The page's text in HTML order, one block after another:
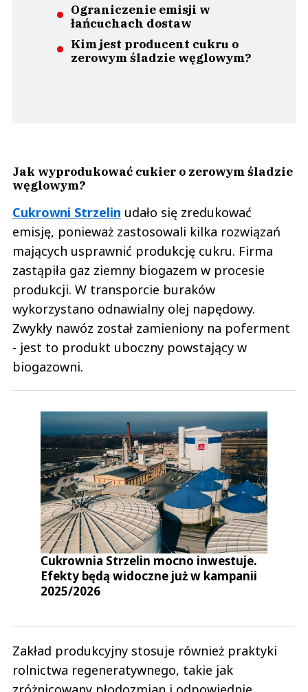
Ograniczenie emisji w
łańcuchach dostaw
Kim jest producent cukru o
zerowym śladzie węglowym?
Jak wyprodukować cukier o zerowym śladzie
węglowym?
Cukrowni Strzelin udało się zredukować
emisję, ponieważ zastosowali kilka rozwiązań
mających usprawnić produkcję cukru. Firma
zastąpiła gaz ziemny biogazem w procesie
produkcji. W transporcie buraków
wykorzystano odnawialny olej napędowy.
Zwykły nawóz został zamieniony na poferment
- jest to produkt uboczny powstający w
biogazowni.
Cukrownia Strzelin mocno inwestuje.
Efekty będą widoczne już w kampanii
2025/2026
Zakład produkcyjny stosuje również praktyki
rolnictwa regeneratywnego, takie jak